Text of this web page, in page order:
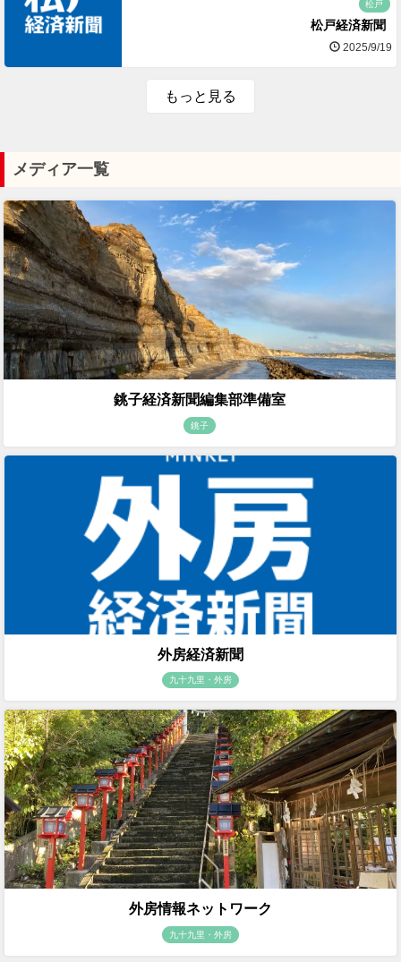
松戸
松戸経済新聞
2025/9/19
もっと見る
メディア一覧
銚子経済新聞編集部準備室
銚子
外房経済新聞
九十九里・外房
外房情報ネットワーク
九十九里・外房